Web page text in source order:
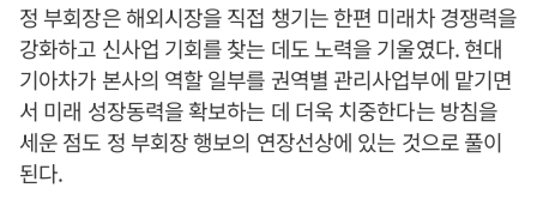
정 부회장은 해외시장을 직접 챙기는 한편 미래차 경쟁력을
강화하고 신사업 기회를 찾는 데도 노력을 기울였다. 현대
기아차가 본사의 역할 일부를 권역별 관리사업부에 맡기면
서 미래 성장동력을 확보하는 데 더욱 치중한다는 방침을
세운 점도 정 부회장 행보의 연장선상에 있는 것으로 풀이
된다.